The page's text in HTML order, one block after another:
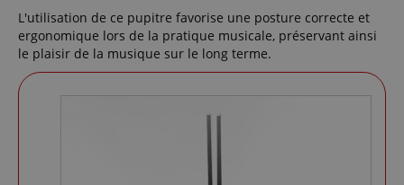
L'utilisation de ce pupitre favorise une posture correcte et
ergonomique lors de la pratique musicale, préservant ainsi
le plaisir de la musique sur le long terme.